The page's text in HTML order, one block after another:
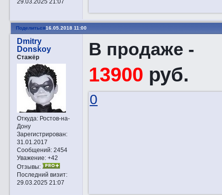
29.03.2025 21:07
Поделиться16.05.2018 11:00
Dmitry
Donskoy
Стажёр
Откуда:Ростов-на-
Дону
Зарегистрирован:
31.01.2017
Сообщений:2454
Уважение: +42
Отзывы:
Последний визит:
29.03.2025 21:07
В продаже -
13900 руб.
0